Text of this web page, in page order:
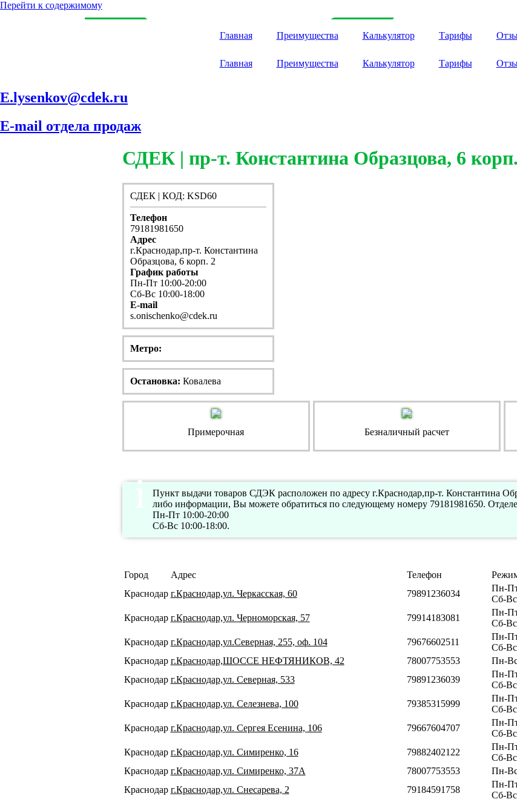
Перейти к содержимому
Главная Преимущества Калькулятор Тарифы
Главная Преимущества Калькулятор Тарифы
E.lysenkov@cdek.ru
E-mail отдела продаж
СДЕК | пр-т. Константина Образцова, 6
СДЕК | КОД: KSD60
Телефон
79181981650
Адрес
г.Краснодар,пр-т. Константина
Образцова, 6 корп. 2
График работы
Пн-Пт 10:00-20:00
Сб-Вс 10:00-18:00
E-mail
s.onischenko@cdek.ru
Метро:
Остановка: Ковалева
Примерочная Безналичный расчет
Пункт выдачи товаров СДЭК расположен по адресу г.Краснодар,пр-т. Константина
либо информации, Вы можете обратиться по следующему номеру 79181981650.
Пн-Пт 10:00-20:00
Сб-Вс 10:00-18:00.
Город Адрес Телефон
Краснодар г.Краснодар,ул. Черкасская, 60 79891236034
Пн-
Сб-Вс
Краснодар г.Краснодар,ул. Черноморская, 57 79914183081
Пн-
Сб-Вс
Краснодар г.Краснодар,ул.Северная, 255, оф. 104 79676602511
Пн-
Сб-Вс
Краснодар г.Краснодар,ШОССЕ НЕФТЯНИКОВ, 42 78007753553
Пн-
Краснодар г.Краснодар,ул. Северная, 533 79891236039
Пн-
Сб-Вс
Краснодар г.Краснодар,ул. Селезнева, 100 79385315999
Пн-
Сб-Вс
Краснодар г.Краснодар,ул. Сергея Есенина, 106 79667604707
Пн-
Сб-Вс
Краснодар г.Краснодар,ул. Симиренко, 16 79882402122
Пн-
Сб-Вс
Краснодар г.Краснодар,ул. Симиренко, 37А 78007753553
Пн-
Краснодар г.Краснодар,ул. Снесарева, 2 79184591758
Пн-
Сб-Вс